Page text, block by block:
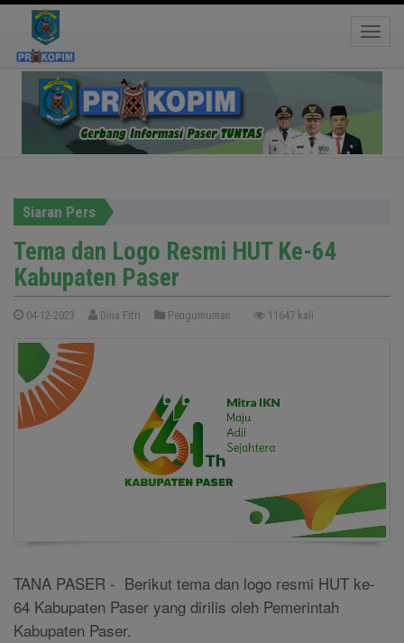
Tema dan Logo Resmi HUT Ke-64 Kabupaten
Paser
Siaran Pers
Tema dan Logo Resmi HUT Ke-64
Kabupaten Paser
04-12-2023 Dina Fitri Pengumuman 11647 kali
TANA PASER - Berikut tema dan logo resmi HUT ke-
64 Kabupaten Paser yang dirilis oleh Pemerintah
Kabupaten Paser.